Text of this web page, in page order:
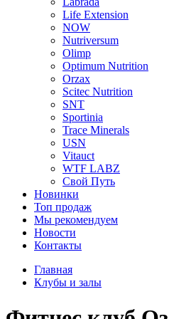
Life Extension
NOW
Nutriversum
Olimp
Optimum Nutrition
Orzax
Scitec Nutrition
SNT
Sportinia
Trace Minerals
USN
Vitauct
WTF LABZ
Свой Путь
Новинки
Топ продаж
Мы рекомендуем
Новости
Контакты
Главная
Клубы и залы